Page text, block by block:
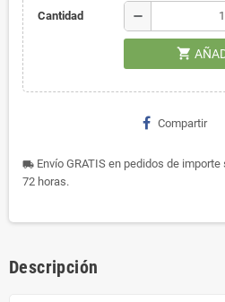
Cantidad remove
shopping_cart
Compartir
local_shipping Envío GRATIS en pedidos de importe
72 horas.
Descripción